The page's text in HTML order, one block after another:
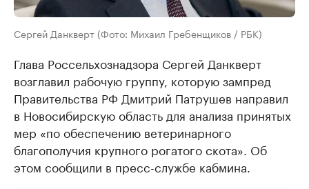
Сергей Данкверт (Фото: Михаил Гребенщиков / РБК)
Глава Россельхознадзора Сергей Данкверт
возглавил рабочую группу, которую зампред
Правительства РФ Дмитрий Патрушев направил
в Новосибирскую область для анализа принятых
мер «по обеспечению ветеринарного
благополучия крупного рогатого скота». Об
этом сообщили в пресс-службе кабмина.